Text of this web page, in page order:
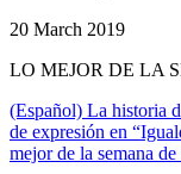
20 March 2019
LO MEJOR DE LA
(Español) La historia
de expresión en
mejor de la semana